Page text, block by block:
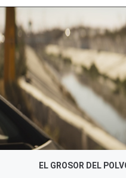
EL GROSOR DEL